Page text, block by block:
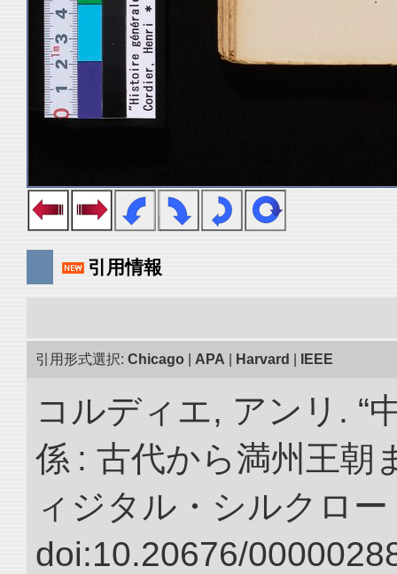
引用情報
引用形式選択: Chicago APA Harvard IEEE
コルディエ, アンリ. “
係 : 古代から満州王朝
ィジタル・シルクロ
doi:10.20676/